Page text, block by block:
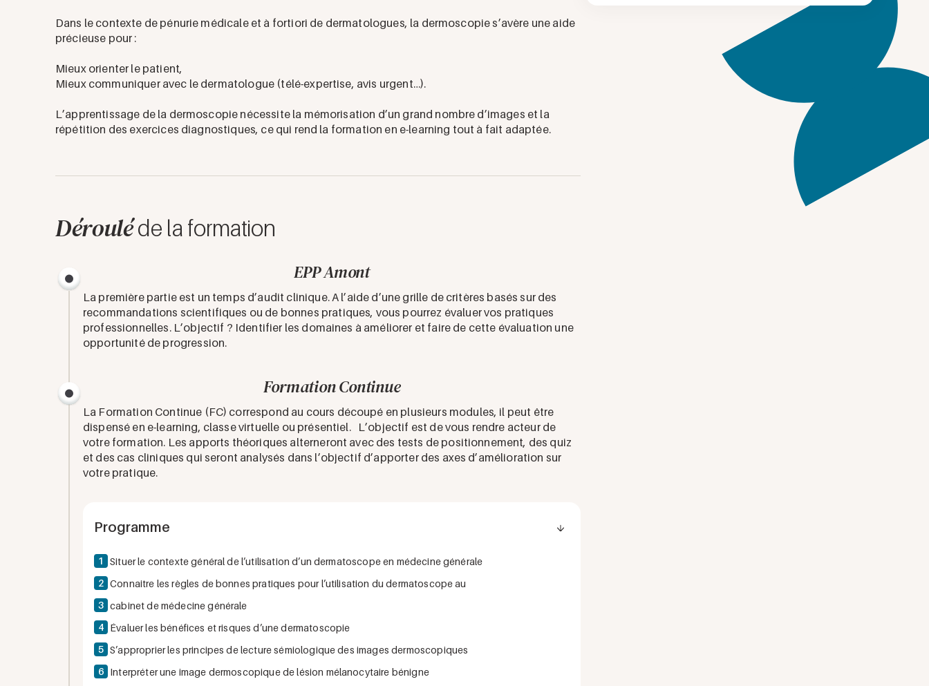
Dans le contexte de pénurie médicale et à fortiori de dermatologues, la dermoscopie s’avère une aide
précieuse pour :
Mieux orienter le patient,
Mieux communiquer avec le dermatologue (télé-expertise, avis urgent…).
L’apprentissage de la dermoscopie nécessite la mémorisation d’un grand nombre d’images et la
répétition des exercices diagnostiques, ce qui rend la formation en e-learning tout à fait adaptée.
Dérouléde la formation
EPP Amont
La première partie est un temps d’audit clinique. A l’aide d’une grille de critères basés sur des
recommandations scientifiques ou de bonnes pratiques, vous pourrez évaluer vos pratiques
professionnelles. L’objectif ? Identifier les domaines à améliorer et faire de cette évaluation une
opportunité de progression.
Formation Continue
La Formation Continue (FC) correspond au cours découpé en plusieurs modules, il peut être
dispensé en e-learning, classe virtuelle ou présentiel. L’objectif est de vous rendre acteur de
votre formation. Les apports théoriques alterneront avec des tests de positionnement, des quiz
et des cas cliniques qui seront analysés dans l’objectif d’apporter des axes d’amélioration sur
votre pratique.
Programme
1
Situer le contexte général de l’utilisation d’un dermatoscope en médecine générale
2 Connaitre les règles de bonnes pratiques pour l’utilisation du dermatoscope au
3 cabinet de médecine générale
4 Évaluer les bénéfices et risques d’une dermatoscopie
5 S’approprier les principes de lecture sémiologique des images dermoscopiques
6 Interpréter une image dermoscopique de lésion mélanocytaire bénigne